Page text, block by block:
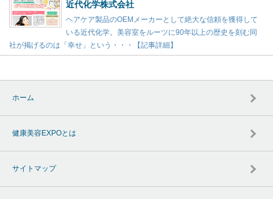
近代化学株式会社
ヘアケア製品のOEMメーカーとして絶大な信頼を獲得して
いる近代化学。美容室をルーツに90年以上の歴史を刻む同
社が掲げるのは「幸せ」という・・・【記事詳細】
ホーム
健康美容EXPOとは
サイトマップ